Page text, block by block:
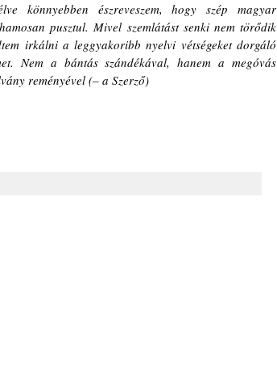
könnyebben észreveszem, hogy szép magyar
pusztul. Mivel szemlátást senki nem törődik
irkálni a leggyakoribb nyelvi vétségeket dorgáló
Nem a bántás szándékával, hanem a megóvás
reményével (– a Szerző)